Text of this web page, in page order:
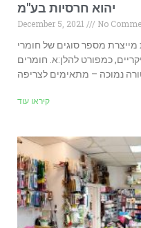
יהוא חרסיות בע"מ
December 5, 2021
No
מספר סוגים של חומרי
כמפורט להלן:א. חומרים
נמוכה – מתאימים לצריפה
קיראו עוד